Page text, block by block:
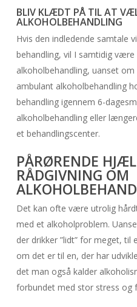
BLIV KLÆDT PÅ TIL AT
ALKOHOLBEHANDLING
Hvis den indledende samtale
behandling, vil I samtidig
alkoholbehandling, uanset
ambulant alkoholbehandling
behandling igennem 6-
alkoholbehandling eller
et behandlingscenter.
PÅRØRENDE
RÅDGIVNING OM
Det kan ofte være utrolig
med et alkoholproblem.
der drikker ”lidt” for meget,
om det er til en, der har
det man også kalder
forbundet med stor stress og